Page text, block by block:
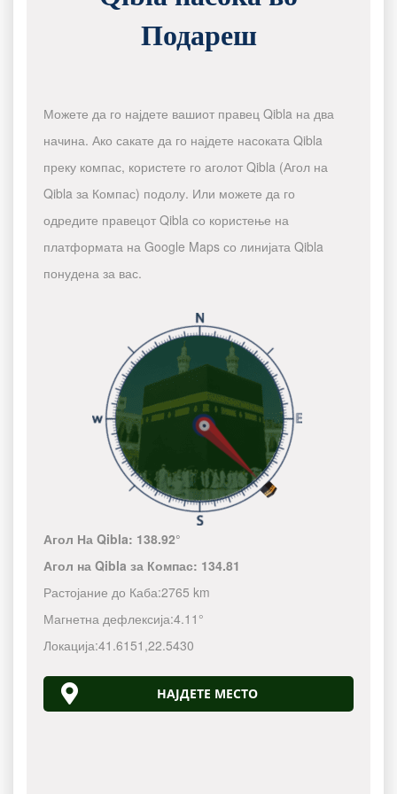
Подареш
Можете да го најдете вашиот правец Qibla на два
начина. Ако сакате да го најдете насоката Qibla
преку компас, користете го аголот Qibla (Агол на
Qibla за Компас) подолу. Или можете да го
одредите правецот Qibla со користење на
платформата на Google Maps со линијата Qibla
понудена за вас.
Агол На Qibla: 138.92°
Агол на Qibla за Компас: 134.81
Растојание до Каба:2765 km
Магнетна дефлексија:4.11°
Локација:41.6151 ,22.5430
НАЈДЕТЕ МЕСТО